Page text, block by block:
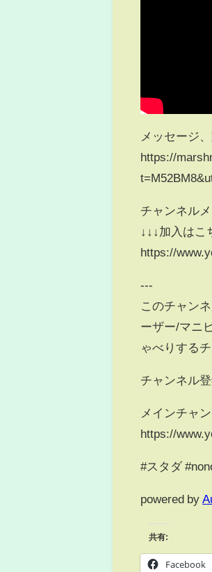
メッセージ
https://
チャンネル
↓↓↓加入はこ
https://
---
このチャン
ーザー/マニ
ゃべりする
チャンネル
メインチャ
https://
#スタダ
powered by
共有:
Facebook